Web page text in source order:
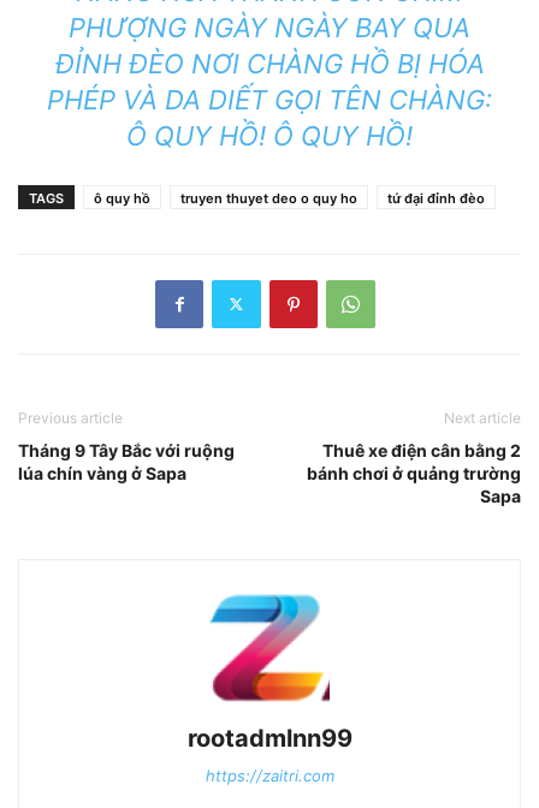
PHƯỢNG NGÀY NGÀY BAY QUA
ĐỈNH ĐÈO NƠI CHÀNG HỒ BỊ HÓA
PHÉP VÀ DA DIẾT GỌI TÊN CHÀNG:
Ô QUY HỒ! Ô QUY HỒ!
TAGS ô quy hồ truyen thuyet deo o quy ho tứ đại đỉnh đèo
Previous article
Tháng 9 Tây Bắc với ruộng
lúa chín vàng ở Sapa
Next article
Thuê xe điện cân bằng 2
bánh chơi ở quảng trường
Sapa
rootadmlnn99
https://zaitri.com